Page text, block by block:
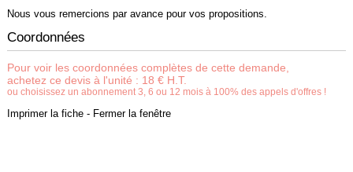
Nous vous remercions par avance pour vos propositions.
Coordonnées
Pour voir les coordonnées complètes de cette demande,
achetez ce devis à l'unité : 18 € H.T.
ou choisissez un abonnement 3, 6 ou 12 mois à 100% des appels d'offres !
Imprimer la fiche- Fermer la fenêtre